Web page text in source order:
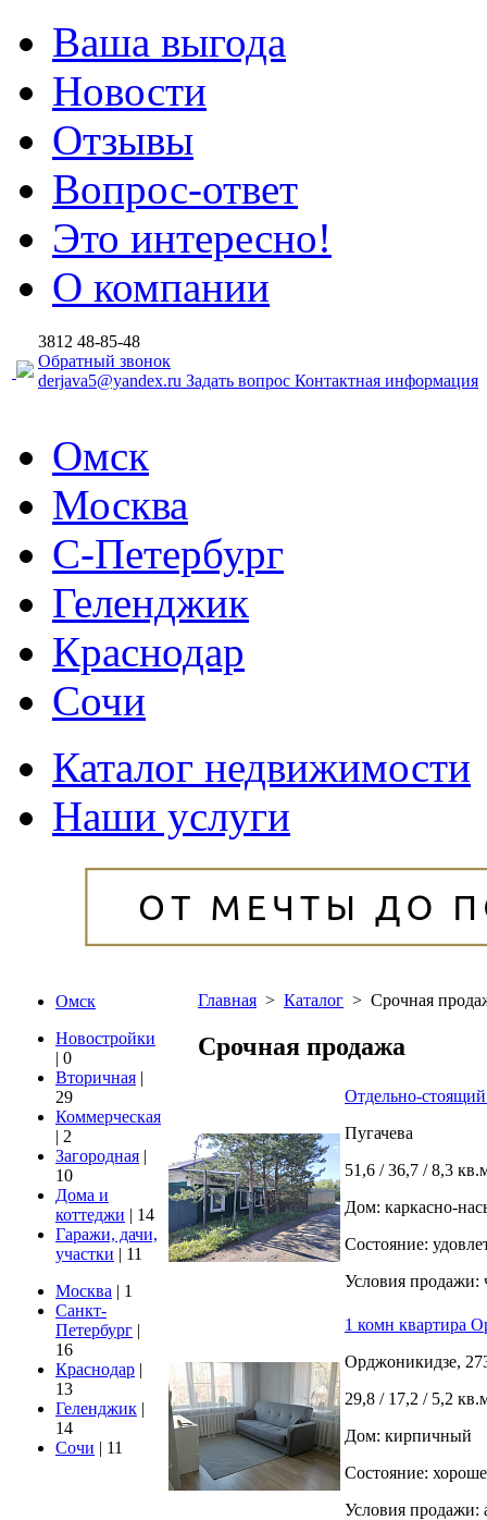
Ваша выгода
Новости
Отзывы
Вопрос-ответ
Это интересно!
О компании
3812 48-85-48
Обратный звонок
derjava5@yandex.ru Задать вопрос Контактная информация
Омск
Москва
С-Петербург
Геленджик
Краснодар
Сочи
Каталог недвижимости
Наши услуги
Омск
Новостройки
| 0
Вторичная |
29
Коммерческая
| 2
Загородная |
10
Дома и
коттеджи | 14
Гаражи, дачи,
участки | 11
Москва | 1
Санкт-
Петербург |
16
Краснодар |
13
Геленджик |
14
Сочи | 11
Главная > Каталог > Срочная
Срочная продажа
Отдельно-
Пугачева
51,6 / 36,7 / 8,3
Дом: каркасно-
Состояние:
Условия продажи:
1 комн квартира
Орджоникидзе,
29,8 / 17,2 / 5,2
Дом: кирпичный
Состояние:
Условия продажи: